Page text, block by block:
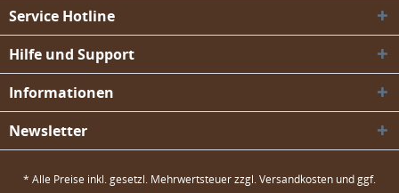
Service Hotline
Hilfe und Support
Informationen
Newsletter
* Alle Preise inkl. gesetzl. Mehrwertsteuer zzgl.Versandkosten und ggf.